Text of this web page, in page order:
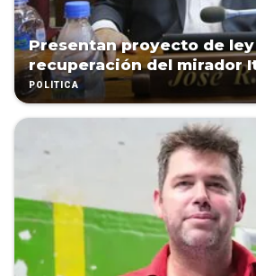
Presentan proyecto de ley
recuperación del mirador
POLÍTICA